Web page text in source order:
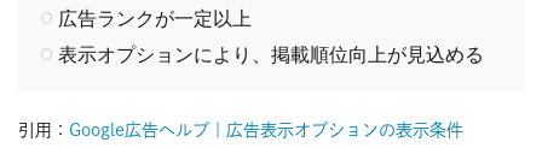
広告ランクが一定以上
表示オプションにより、掲載順位向上が見込める
引用： Google広告ヘルプ｜広告表示オプションの表示条件